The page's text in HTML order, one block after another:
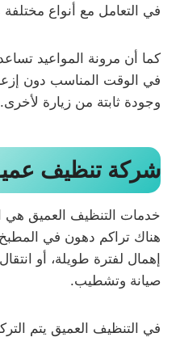
في التعامل مع أنواع
كما أن مرونة المواعيد
في الوقت المناسب دون
وجودة ثابتة من زيارة لأخرى.
شركة تنظيف
خدمات التنظيف العميق هي
هناك تراكم دهون في المطبخ،
إهمال لفترة طويلة، أو
صيانة وتشطيب.
في التنظيف العميق يتم